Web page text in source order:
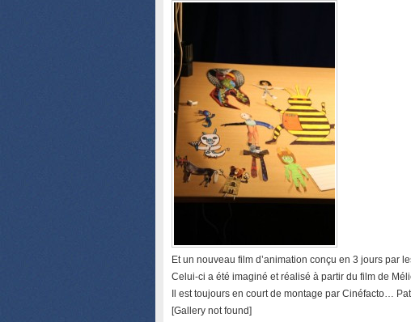
Et un nouveau film d’animation conçu en 3 jours par
Celui-ci a été imaginé et réalisé à partir du film de
Il est toujours en court de montage par Cinéfacto…
[Gallery not found]